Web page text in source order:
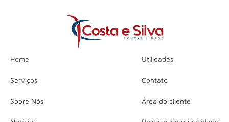
Home
Serviços
Sobre Nós
Utilidades
Contato
Área do cliente